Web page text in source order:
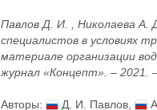
Павлов Д. И. , Николаева А.
специалистов в условиях
материале организации
журнал «Концепт». – 2021.
Авторы: Д. И. Павлов,